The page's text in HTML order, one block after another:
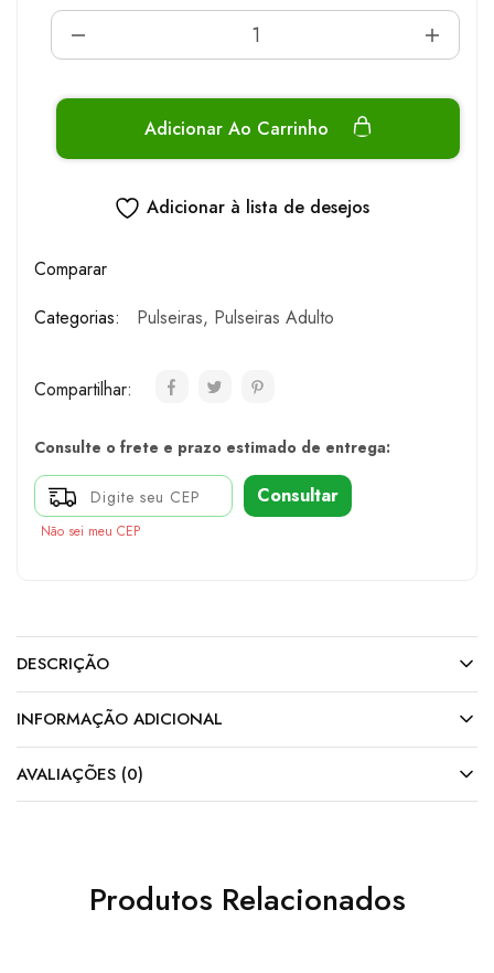
Adicionar Ao Carrinho
Adicionar à lista de desejos
Comparar
Categorias:
Pulseiras, Pulseiras Adulto
Compartilhar:
Consulte o frete e prazo estimado de entrega:
Consultar
Não sei meu CEP
DESCRIÇÃO
INFORMAÇÃO ADICIONAL
AVALIAÇÕES (0)
Produtos Relacionados